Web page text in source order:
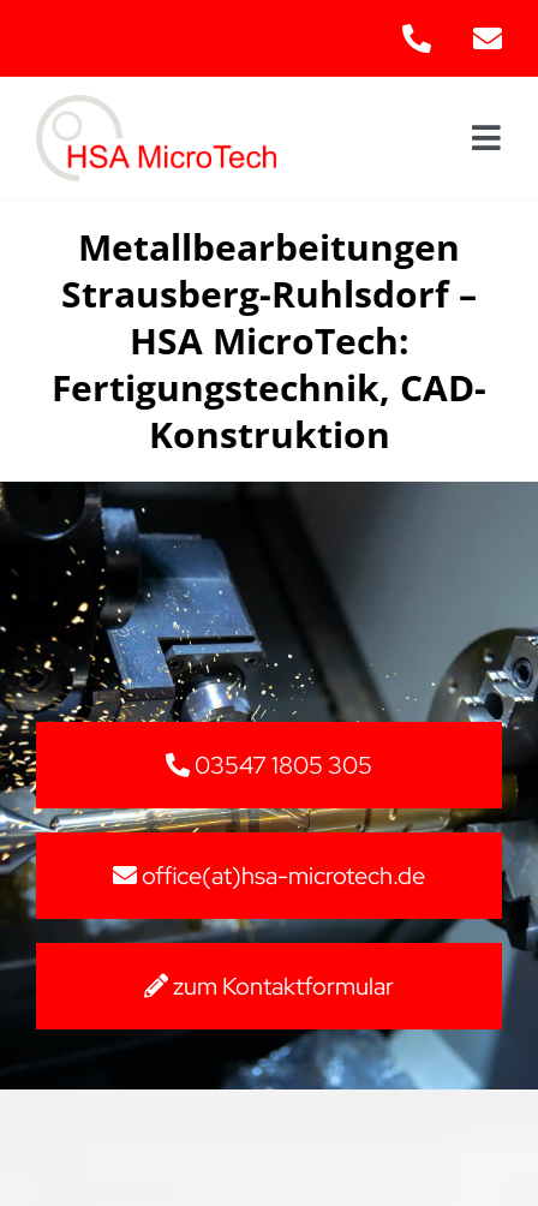
content
Metallbearbeitungen
Strausberg-Ruhlsdorf –
HSA MicroTech:
Fertigungstechnik, CAD-
Konstruktion
03547 1805 305
office(at)hsa-microtech.de
zum Kontaktformular